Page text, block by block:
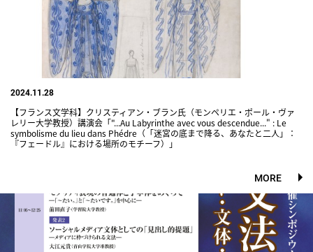
2024.11.28
【フランス文学科】クリスティアン・ブラン氏（モンペリエ・ポール・ヴァ
レリー大学教授）講演会「"...Au Labyrinthe avec vous descendue..." : Le
symbolisme du lieu dans Phédre（「迷宮の底まで降る、あなたと二人」：
『フェードル』における場所のモチーフ）」
MORE